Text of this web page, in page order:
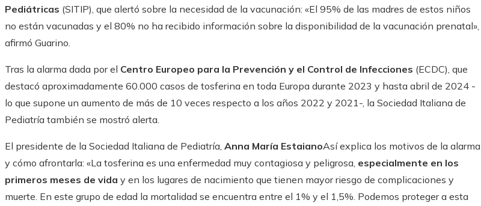
Pediátricas (SITIP), que alertó sobre la necesidad de la vacunación: «El 95% de las madres de estos niños
no están vacunadas y el 80% no ha recibido información sobre la disponibilidad de la vacunación prenatal»,
afirmó Guarino.
Tras la alarma dada por el Centro Europeo para la Prevención y el Control de Infecciones (ECDC), que
destacó aproximadamente 60.000 casos de tosferina en toda Europa durante 2023 y hasta abril de 2024 -
lo que supone un aumento de más de 10 veces respecto a los años 2022 y 2021-, la Sociedad Italiana de
Pediatría también se mostró alerta.
El presidente de la Sociedad Italiana de Pediatría, Anna María EstaianoAsí explica los motivos de la alarma
y cómo afrontarla: «La tosferina es una enfermedad muy contagiosa y peligrosa, especialmente en los
primeros meses de vida y en los lugares de nacimiento que tienen mayor riesgo de complicaciones y
muerte. En este grupo de edad la mortalidad se encuentra entre el 1% y el 1,5%. Podemos proteger a esta